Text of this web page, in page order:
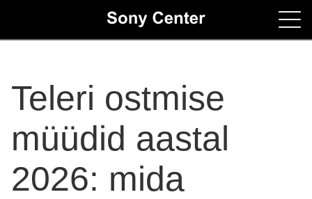
Contacts
Teleri ostmise
müüdid aastal
2026: mida